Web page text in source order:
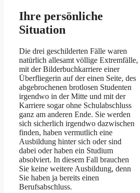
Ihre persönliche
Situation
Die drei geschilderten Fälle waren
natürlich allesamt völlige Extremfälle,
mit der Bilderbuchkarriere einer
Überfliegerin auf der einen Seite, des
abgebrochenen brotlosen Studenten
irgendwo in der Mitte und mit der
Karriere sogar ohne Schulabschluss
ganz am anderen Ende. Sie werden
sich sicherlich irgendwo dazwischen
finden, haben vermutlich eine
Ausbildung hinter sich oder sind
dabei oder haben ein Studium
absolviert. In diesem Fall brauchen
Sie keine weitere Ausbildung, denn
Sie haben ja bereits einen
Berufsabschluss.